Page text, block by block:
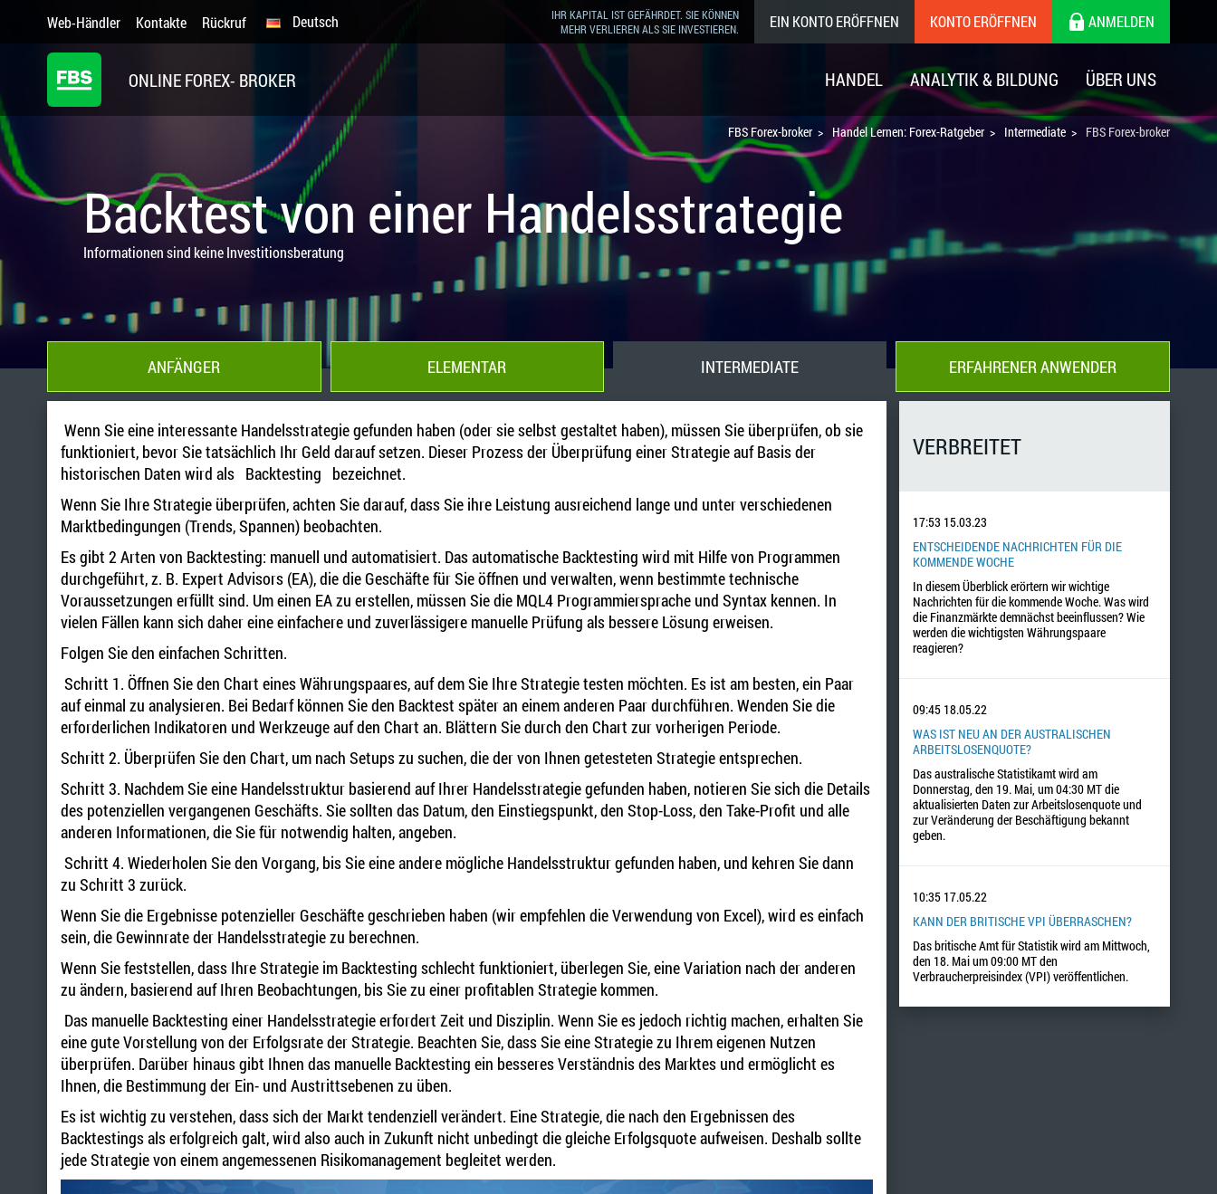
Web-Händler Kontakte Rückruf
IHR KAPITAL IST GEFÄHRDET. SIE KÖNNEN
MEHR VERLIEREN ALS SIE INVESTIEREN.
EIN KONTO ERÖFFNEN KONTO ERÖFFNEN ANMELDEN
Deutsch
ONLINE FOREX- BROKER HANDEL ANALYTIK & BILDUNG ÜBER UNS
FBS Forex-broker Handel Lernen: Forex-Ratgeber Intermediate FBS Forex-broker
Backtest von einer Handelsstrategie
Informationen sind keine Investitionsberatung
ANFÄNGER ELEMENTAR INTERMEDIATE ERFAHRENER ANWENDER
Wenn Sie eine interessante Handelsstrategie gefunden haben (oder sie selbst gestaltet haben), müssen Sie überprüfen, ob sie
funktioniert, bevor Sie tatsächlich Ihr Geld darauf setzen. Dieser Prozess der Überprüfung einer Strategie auf Basis der
historischen Daten wird als Backtesting bezeichnet.
Wenn Sie Ihre Strategie überprüfen, achten Sie darauf, dass Sie ihre Leistung ausreichend lange und unter verschiedenen
Marktbedingungen (Trends, Spannen) beobachten.
Es gibt 2 Arten von Backtesting: manuell und automatisiert. Das automatische Backtesting wird mit Hilfe von Programmen
durchgeführt, z. B. Expert Advisors (EA), die die Geschäfte für Sie öffnen und verwalten, wenn bestimmte technische
Voraussetzungen erfüllt sind. Um einen EA zu erstellen, müssen Sie die MQL4 Programmiersprache und Syntax kennen. In
vielen Fällen kann sich daher eine einfachere und zuverlässigere manuelle Prüfung als bessere Lösung erweisen.
Folgen Sie den einfachen Schritten.
Schritt 1. Öffnen Sie den Chart eines Währungspaares, auf dem Sie Ihre Strategie testen möchten. Es ist am besten, ein Paar
auf einmal zu analysieren. Bei Bedarf können Sie den Backtest später an einem anderen Paar durchführen. Wenden Sie die
erforderlichen Indikatoren und Werkzeuge auf den Chart an. Blättern Sie durch den Chart zur vorherigen Periode.
Schritt 2. Überprüfen Sie den Chart, um nach Setups zu suchen, die der von Ihnen getesteten Strategie entsprechen.
Schritt 3. Nachdem Sie eine Handelsstruktur basierend auf Ihrer Handelsstrategie gefunden haben, notieren Sie sich die Details
des potenziellen vergangenen Geschäfts. Sie sollten das Datum, den Einstiegspunkt, den Stop-Loss, den Take-Profit und alle
anderen Informationen, die Sie für notwendig halten, angeben.
Schritt 4. Wiederholen Sie den Vorgang, bis Sie eine andere mögliche Handelsstruktur gefunden haben, und kehren Sie dann
zu Schritt 3 zurück.
Wenn Sie die Ergebnisse potenzieller Geschäfte geschrieben haben (wir empfehlen die Verwendung von Excel), wird es einfach
sein, die Gewinnrate der Handelsstrategie zu berechnen.
Wenn Sie feststellen, dass Ihre Strategie im Backtesting schlecht funktioniert, überlegen Sie, eine Variation nach der anderen
zu ändern, basierend auf Ihren Beobachtungen, bis Sie zu einer profitablen Strategie kommen.
Das manuelle Backtesting einer Handelsstrategie erfordert Zeit und Disziplin. Wenn Sie es jedoch richtig machen, erhalten Sie
eine gute Vorstellung von der Erfolgsrate der Strategie. Beachten Sie, dass Sie eine Strategie zu Ihrem eigenen Nutzen
überprüfen. Darüber hinaus gibt Ihnen das manuelle Backtesting ein besseres Verständnis des Marktes und ermöglicht es
Ihnen, die Bestimmung der Ein- und Austrittsebenen zu üben.
Es ist wichtig zu verstehen, dass sich der Markt tendenziell verändert. Eine Strategie, die nach den Ergebnissen des
Backtestings als erfolgreich galt, wird also auch in Zukunft nicht unbedingt die gleiche Erfolgsquote aufweisen. Deshalb sollte
jede Strategie von einem angemessenen Risikomanagement begleitet werden.
VERBREITET
17:53 15.03.23
ENTSCHEIDENDE NACHRICHTEN FÜR DIE
KOMMENDE WOCHE
In diesem Überblick erörtern wir wichtige
Nachrichten für die kommende Woche. Was wird
die Finanzmärkte demnächst beeinflussen? Wie
werden die wichtigsten Währungspaare
reagieren?
09:45 18.05.22
WAS IST NEU AN DER AUSTRALISCHEN
ARBEITSLOSENQUOTE?
Das australische Statistikamt wird am
Donnerstag, den 19. Mai, um 04:30 MT die
aktualisierten Daten zur Arbeitslosenquote und
zur Veränderung der Beschäftigung bekannt
geben.
10:35 17.05.22
KANN DER BRITISCHE VPI ÜBERRASCHEN?
Das britische Amt für Statistik wird am Mittwoch,
den 18. Mai um 09:00 MT den
Verbraucherpreisindex (VPI) veröffentlichen.